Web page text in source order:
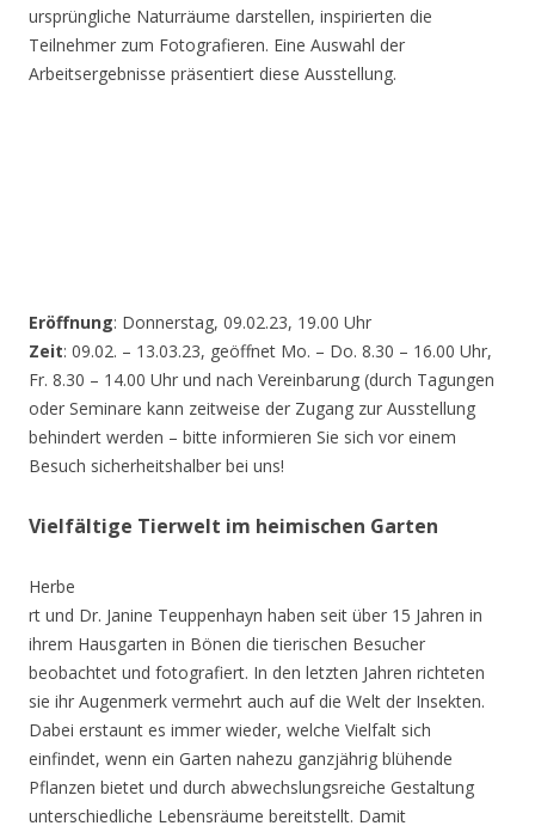
ursprüngliche Naturräume darstellen, inspirierten die
Teilnehmer zum Fotografieren. Eine Auswahl der
Arbeitsergebnisse präsentiert diese Ausstellung.
Eröffnung: Donnerstag, 09.02.23, 19.00 Uhr
Zeit: 09.02. – 13.03.23, geöffnet Mo. – Do. 8.30 – 16.00 Uhr,
Fr. 8.30 – 14.00 Uhr und nach Vereinbarung (durch Tagungen
oder Seminare kann zeitweise der Zugang zur Ausstellung
behindert werden – bitte informieren Sie sich vor einem
Besuch sicherheitshalber bei uns!
Vielfältige Tierwelt im heimischen Garten
Herbe
rt und Dr. Janine Teuppenhayn haben seit über 15 Jahren in
ihrem Hausgarten in Bönen die tierischen Besucher
beobachtet und fotografiert. In den letzten Jahren richteten
sie ihr Augenmerk vermehrt auch auf die Welt der Insekten.
Dabei erstaunt es immer wieder, welche Vielfalt sich
einfindet, wenn ein Garten nahezu ganzjährig blühende
Pflanzen bietet und durch abwechslungsreiche Gestaltung
unterschiedliche Lebensräume bereitstellt. Damit